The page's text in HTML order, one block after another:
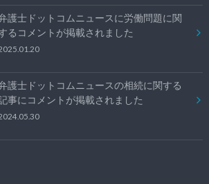
護士ドットコムニュースに労働問題に関
るコメントが掲載されました
護士ドットコムニュースの相続に関する
事にコメントが掲載されました